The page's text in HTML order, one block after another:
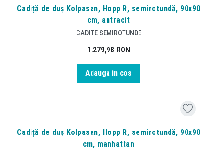
Cadiță de duș Kolpasan, Hopp R, semirotundă, 90x90
cm, antracit
CADITE SEMIROTUNDE
1.279,98 RON
Adauga in cos
Cadiță de duș Kolpasan, Hopp R, semirotundă, 90x90
cm, manhattan